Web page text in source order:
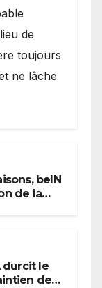
de
toujours
ne lâche
beIN
de la
durcit le
de